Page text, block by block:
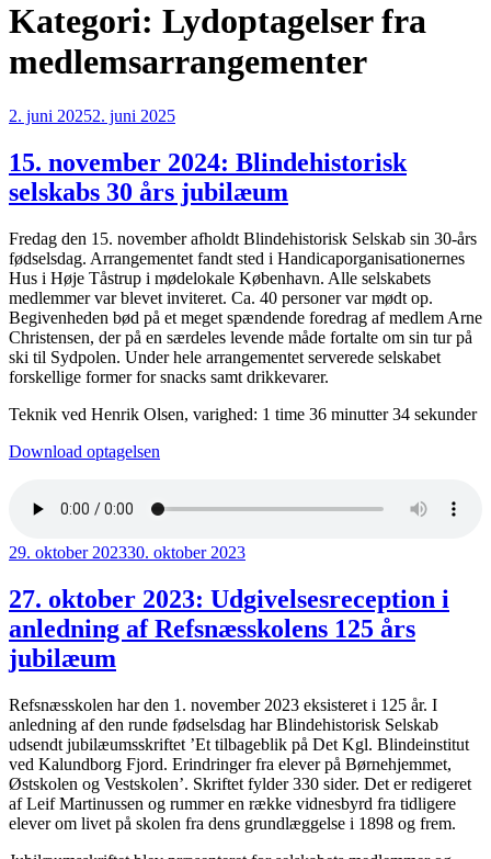
Kategori: Lydoptagelser fra
medlemsarrangementer
Udgivet
2. juni 20252. juni 2025
15. november 2024: Blindehistorisk
selskabs 30 års jubilæum
Fredag den 15. november afholdt Blindehistorisk Selskab sin 30-års
fødselsdag. Arrangementet fandt sted i Handicaporganisationernes
Hus i Høje Tåstrup i mødelokale København. Alle selskabets
medlemmer var blevet inviteret. Ca. 40 personer var mødt op.
Begivenheden bød på et meget spændende foredrag af medlem Arne
Christensen, der på en særdeles levende måde fortalte om sin tur på
ski til Sydpolen. Under hele arrangementet serverede selskabet
forskellige former for snacks samt drikkevarer.
Teknik ved Henrik Olsen, varighed: 1 time 36 minutter 34 sekunder
Download optagelsen
Udgivet
29. oktober 202330. oktober 2023
27. oktober 2023: Udgivelsesreception i
anledning af Refsnæsskolens 125 års
jubilæum
Refsnæsskolen har den 1. november 2023 eksisteret i 125 år. I
anledning af den runde fødselsdag har Blindehistorisk Selskab
udsendt jubilæumsskriftet ’Et tilbageblik på Det Kgl. Blindeinstitut
ved Kalundborg Fjord. Erindringer fra elever på Børnehjemmet,
Østskolen og Vestskolen’. Skriftet fylder 330 sider. Det er redigeret
af Leif Martinussen og rummer en række vidnesbyrd fra tidligere
elever om livet på skolen fra dens grundlæggelse i 1898 og frem.